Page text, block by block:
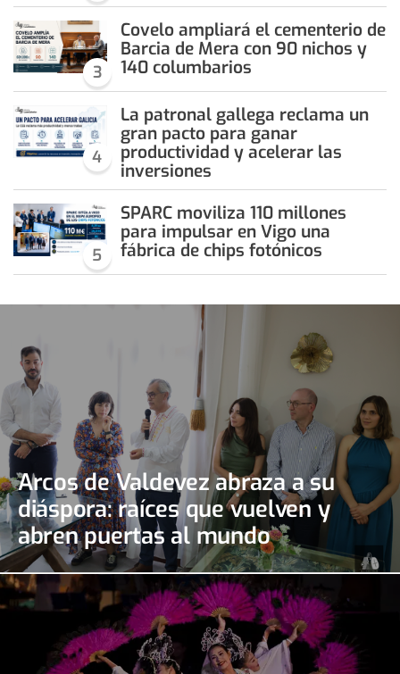
3
Covelo ampliará el cementerio de
Barcia de Mera con 90 nichos y
140 columbarios
4
La patronal gallega reclama un
gran pacto para ganar
productividad y acelerar las
inversiones
5
SPARC moviliza 110 millones
para impulsar en Vigo una
fábrica de chips fotónicos
Arcos de Valdevez abraza a su
diáspora: raíces que vuelven y
abren puertas al mundo